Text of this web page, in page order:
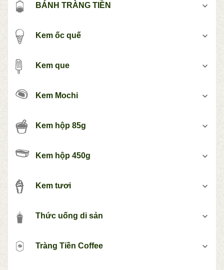
BÁNH TRÀNG TIỀN
Kem ốc quế
Kem que
Kem Mochi
Kem hộp 85g
Kem hộp 450g
Kem tươi
Thức uống di sản
Tràng Tiền Coffee